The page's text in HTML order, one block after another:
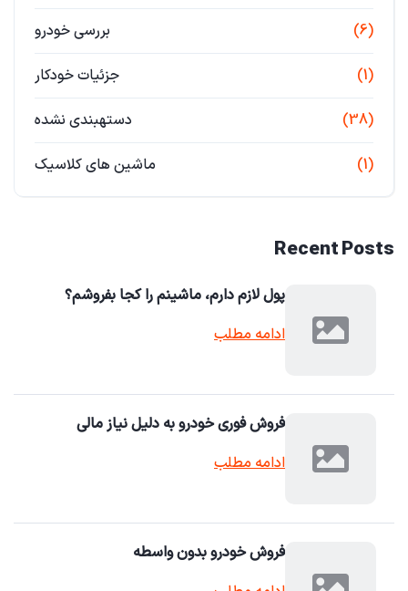
بررسی خودرو (6)
جزئیات خودکار (1)
دستهبندی نشده (38)
ماشین های کلاسیک (1)
Recent Posts
پول لازم دارم، ماشینم را کجا بفروشم؟
ادامه مطلب
فروش فوری خودرو به دلیل نیاز مالی
ادامه مطلب
فروش خودرو بدون واسطه